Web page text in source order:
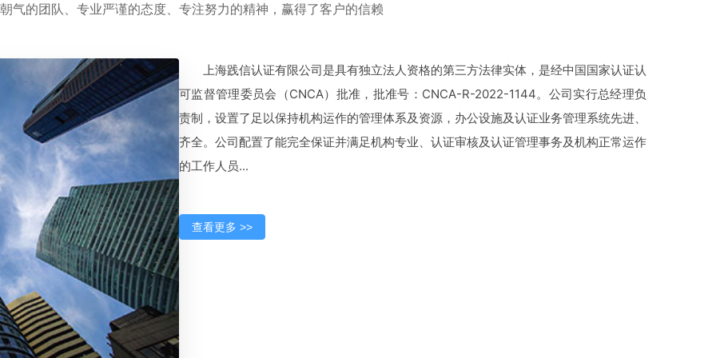
气的团队、专业严谨的态度、专注努力的精神，赢得了客户的信赖
上海践信认证有限公司是具有独立法人资格的第三方法律实体，是经中国国家认证认
可监督管理委员会（CNCA）批准，批准号：CNCA-R-2022-1144。公司实行总经理负
责制，设置了足以保持机构运作的管理体系及资源，办公设施及认证业务管理系统先进、
齐全。公司配置了能完全保证并满足机构专业、认证审核及认证管理事务及机构正常运作
的工作人员...
查看更多 >>